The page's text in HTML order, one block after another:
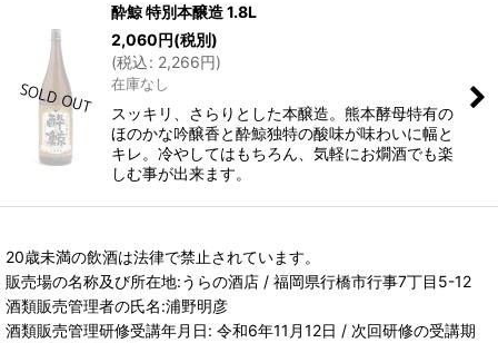
酔鯨 特別本醸造 1.8L
2,060円(税別)
(税込: 2,266円)
在庫なし
スッキリ、さらりとした本醸造。熊本酵母特有の
ほのかな吟醸香と酔鯨独特の酸味が味わいに幅と
キレ。冷やしてはもちろん、気軽にお燗酒でも楽
しむ事が出来ます。
20歳未満の飲酒は法律で禁止されています。
販売場の名称及び所在地:うらの酒店 / 福岡県行橋市行事7丁目5-12
酒類販売管理者の氏名:浦野明彦
酒類販売管理研修受講年月日: 令和6年11月12日 / 次回研修の受講期